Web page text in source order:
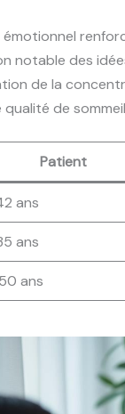
notable des
de la
qualité de sommeil
Patient
ans
ans
ans